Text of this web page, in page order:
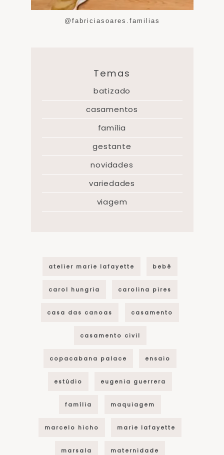
@fabriciasoares.familias
Temas
batizado
casamentos
família
gestante
novidades
variedades
viagem
atelier marie lafayette bebê
carol hungria carolina pires
casa das canoas casamento
casamento civil
copacabana palace ensaio
estúdio eugenia guerrera
família maquiagem
marcelo hicho marie lafayette
marsala maternidade